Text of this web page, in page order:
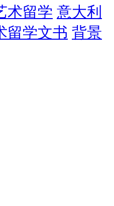
术留学 意大利
留学文书 背景